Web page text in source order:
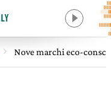
Nove marchi eco-